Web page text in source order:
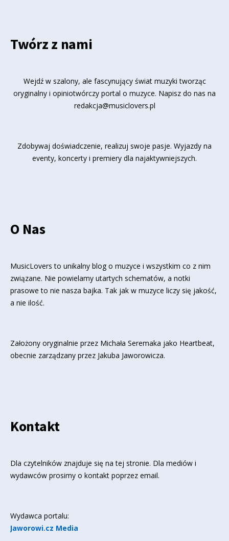
Twórz z nami
Wejdź w szalony, ale fascynujący świat muzyki tworząc
oryginalny i opiniotwórczy portal o muzyce. Napisz do nas na
redakcja@musiclovers.pl
Zdobywaj doświadczenie, realizuj swoje pasje. Wyjazdy na
eventy, koncerty i premiery dla najaktywniejszych.
O Nas
MusicLovers to unikalny blog o muzyce i wszystkim co z nim
związane. Nie powielamy utartych schematów, a notki
prasowe to nie nasza bajka. Tak jak w muzyce liczy się jakość,
a nie ilość.
Założony oryginalnie przez Michała Seremaka jako Heartbeat,
obecnie zarządzany przez Jakuba Jaworowicza.
Kontakt
Dla czytelników znajduje się na tej stronie. Dla mediów i
wydawców prosimy o kontakt poprzez email.
Wydawca portalu:
Jaworowi.cz Media